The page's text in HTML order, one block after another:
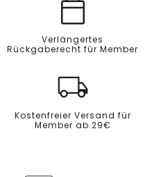
Verlängertes
Rückgaberecht für Member
Kostenfreier Versand für
Member ab 29€